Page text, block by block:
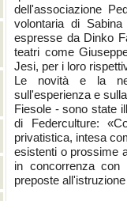
dell'associazione
volontaria di
espresse da Dinko
teatri come
Jesi, per i loro
Le novità e la
sull'esperienza e
Fiesole - sono state
di Federculture:
privatistica, intesa
esistenti o prossime
in concorrenza
preposte